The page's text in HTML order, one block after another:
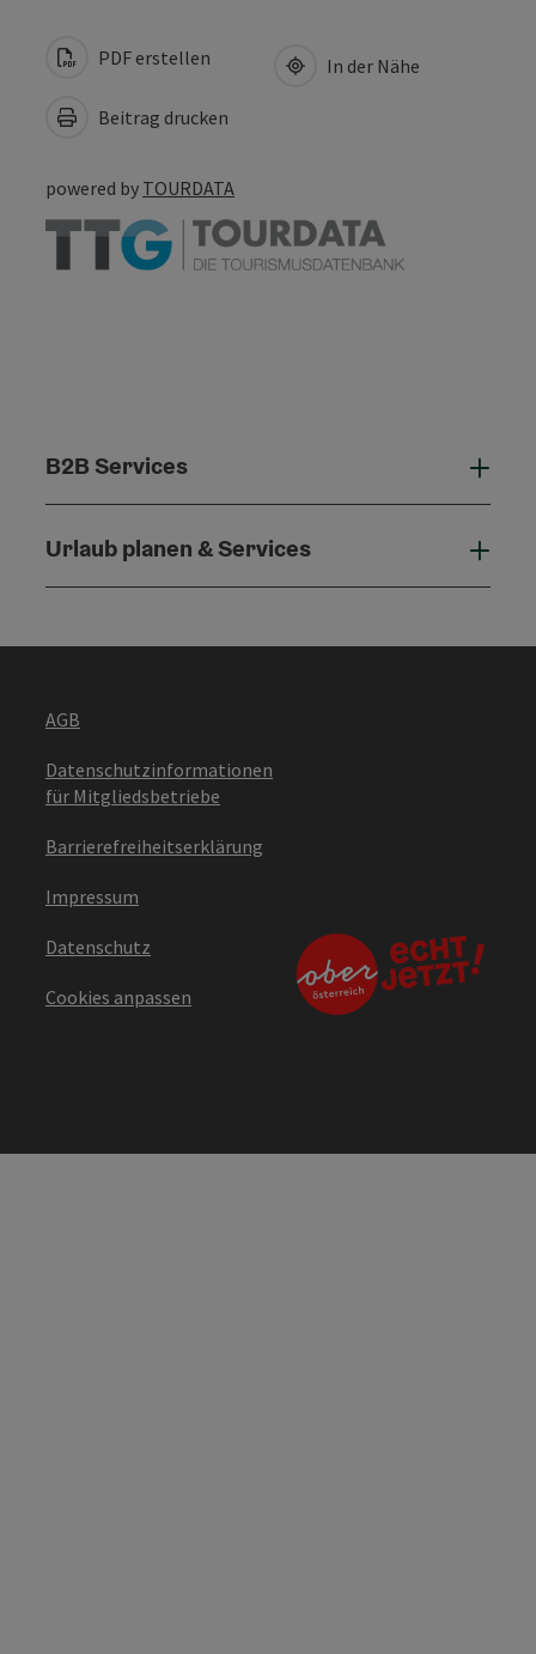
PDF erstellen
Beitrag drucken
In der Nähe
powered by TOURDATA
B2B Services
Urlaub planen & Services
AGB
Datenschutzinformationen
für Mitgliedsbetriebe
Barrierefreiheitserklärung
Impressum
Datenschutz
Cookies anpassen